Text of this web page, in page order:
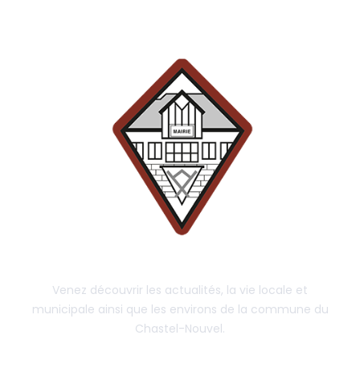
Venez découvrir les actualités, la vie locale et
municipale ainsi que les environs de la commune du
Chastel-Nouvel.